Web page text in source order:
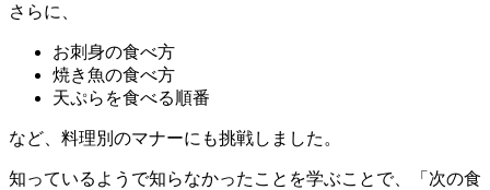
さらに、
お刺身の食べ方
焼き魚の食べ方
天ぷらを食べる順番
など、料理別のマナーにも挑戦しました。
知っているようで知らなかったことを学ぶことで、「次の食